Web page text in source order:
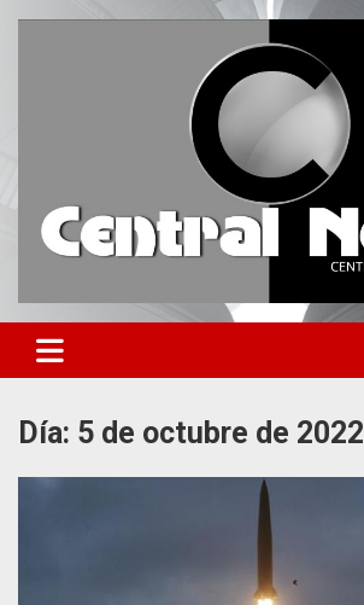
Central News HN
Día: 5 de octubre de 2022